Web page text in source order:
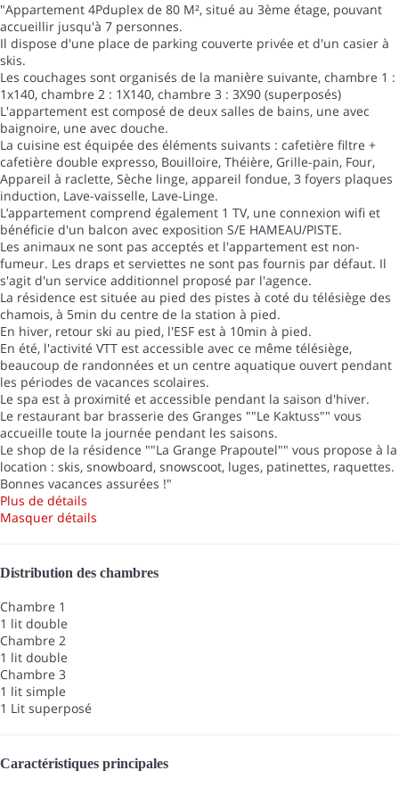
"Appartement 4Pduplex de 80 M², situé au 3ème étage, pouvant
accueillir jusqu'à 7 personnes.
Il dispose d'une place de parking couverte privée et d'un casier à
skis.
Les couchages sont organisés de la manière suivante, chambre 1 :
1x140, chambre 2 : 1X140, chambre 3 : 3X90 (superposés)
L'appartement est composé de deux salles de bains, une avec
baignoire, une avec douche.
La cuisine est équipée des éléments suivants : cafetière filtre +
cafetière double expresso, Bouilloire, Théière, Grille-pain, Four,
Appareil à raclette, Sèche linge, appareil fondue, 3 foyers plaques
induction, Lave-vaisselle, Lave-Linge.
L’appartement comprend également 1 TV, une connexion wifi et
bénéficie d'un balcon avec exposition S/E HAMEAU/PISTE.
Les animaux ne sont pas acceptés et l'appartement est non-
fumeur. Les draps et serviettes ne sont pas fournis par défaut. Il
s'agit d'un service additionnel proposé par l'agence.
La résidence est située au pied des pistes à coté du télésiège des
chamois, à 5min du centre de la station à pied.
En hiver, retour ski au pied, l'ESF est à 10min à pied.
En été, l'activité VTT est accessible avec ce même télésiège,
beaucoup de randonnées et un centre aquatique ouvert pendant
les périodes de vacances scolaires.
Le spa est à proximité et accessible pendant la saison d'hiver.
Le restaurant bar brasserie des Granges ""Le Kaktuss"" vous
accueille toute la journée pendant les saisons.
Le shop de la résidence ""La Grange Prapoutel"" vous propose à la
location : skis, snowboard, snowscoot, luges, patinettes, raquettes.
Bonnes vacances assurées !"
Plus de détails
Masquer détails
Distribution des chambres
Chambre 1
1 lit double
Chambre 2
1 lit double
Chambre 3
1 lit simple
1 Lit superposé
Caractéristiques principales